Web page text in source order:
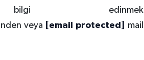
edinmek
veya [email protected]
mail